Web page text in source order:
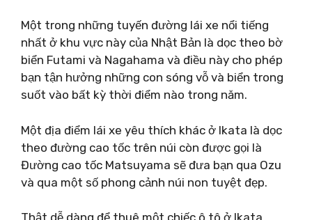
Một trong những tuyến đường lái xe nổi tiếng
nhất ở khu vực này của Nhật Bản là dọc theo bờ
biển Futami và Nagahama và điều này cho phép
bạn tận hưởng những con sóng vỗ và biển trong
suốt vào bất kỳ thời điểm nào trong năm.
Một địa điểm lái xe yêu thích khác ở Ikata là dọc
theo đường cao tốc trên núi còn được gọi là
Đường cao tốc Matsuyama sẽ đưa bạn qua Ozu
và qua một số phong cảnh núi non tuyệt đẹp.
Thật dễ dàng để thuê một chiếc ô tô ở Ikata